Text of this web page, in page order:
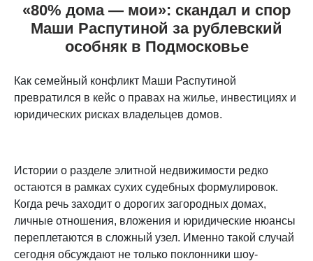
«80% дома — мои»: скандал и спор
Маши Распутиной за рублевский
особняк в Подмосковье
Как семейный конфликт Маши Распутиной
превратился в кейс о правах на жилье, инвестициях и
юридических рисках владельцев домов.
Истории о разделе элитной недвижимости редко
остаются в рамках сухих судебных формулировок.
Когда речь заходит о дорогих загородных домах,
личные отношения, вложения и юридические нюансы
переплетаются в сложный узел. Именно такой случай
сегодня обсуждают не только поклонники шоу-